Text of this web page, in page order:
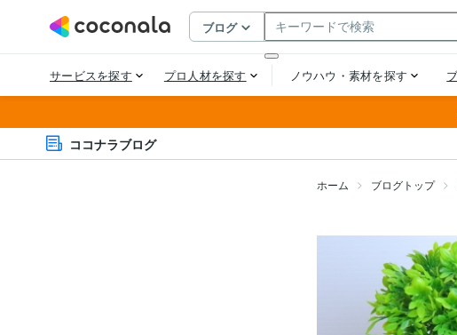
ココナラブログ
ホーム ブログトップ